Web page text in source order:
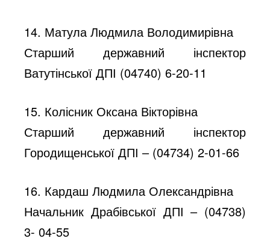
14. Матула Людмила Володимирівна
Старший державний інспектор
Ватутінської ДПІ (04740) 6-20-11
15. Колісник Оксана Вікторівна
Старший державний інспектор
Городищенської ДПІ – (04734) 2-01-66
16. Кардаш Людмила Олександрівна
Начальник Драбівської ДПІ – (04738)
3- 04-55